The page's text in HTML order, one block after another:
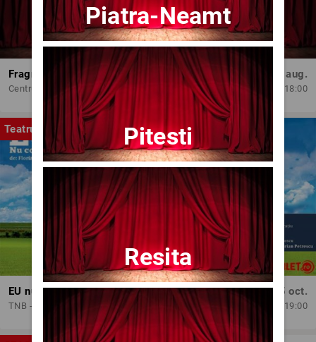
Fragmente dintr-un atelier – (regia Bogdan Mureșanu) – AG
Centrul Internațional de Artă Contemporană - Baia Turcească Iași
Dum, 30 aug.
18:00
Teatru
EU nu contez!
TNB - Sala Media
Lun, 5 oct.
19:00
Piatra-Neamt
Pitesti
Resita